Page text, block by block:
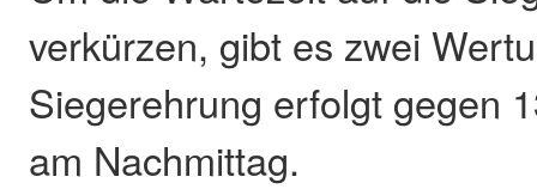
verkürzen, gibt es zwei
Siegerehrung erfolgt gegen
am Nachmittag.